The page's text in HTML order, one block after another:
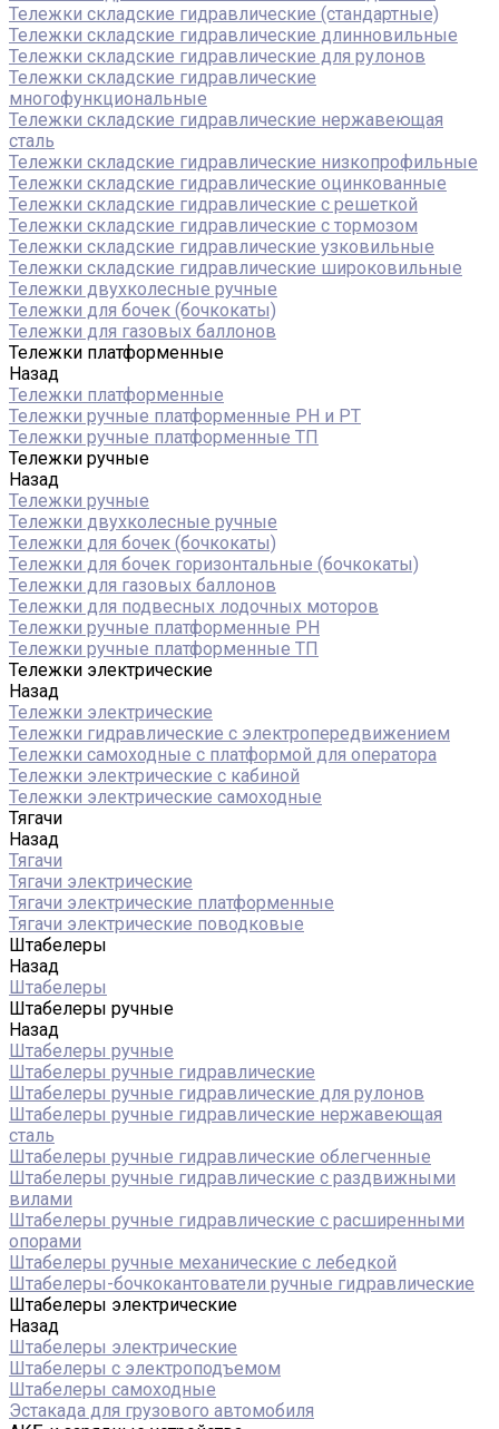
Тележки складские гидравлические (стандартные)
Тележки складские гидравлические длинновильные
Тележки складские гидравлические для рулонов
Тележки складские гидравлические
многофункциональные
Тележки складские гидравлические нержавеющая
сталь
Тележки складские гидравлические низкопрофильные
Тележки складские гидравлические оцинкованные
Тележки складские гидравлические с решеткой
Тележки складские гидравлические с тормозом
Тележки складские гидравлические узковильные
Тележки складские гидравлические широковильные
Тележки двухколесные ручные
Тележки для бочек (бочкокаты)
Тележки для газовых баллонов
Тележки платформенные
Назад
Тележки платформенные
Тележки ручные платформенные PH и PT
Тележки ручные платформенные ТП
Тележки ручные
Назад
Тележки ручные
Тележки двухколесные ручные
Тележки для бочек (бочкокаты)
Тележки для бочек горизонтальные (бочкокаты)
Тележки для газовых баллонов
Тележки для подвесных лодочных моторов
Тележки ручные платформенные PH
Тележки ручные платформенные ТП
Тележки электрические
Назад
Тележки электрические
Тележки гидравлические с электропередвижением
Тележки самоходные с платформой для оператора
Тележки электрические с кабиной
Тележки электрические самоходные
Тягачи
Назад
Тягачи
Тягачи электрические
Тягачи электрические платформенные
Тягачи электрические поводковые
Штабелеры
Назад
Штабелеры
Штабелеры ручные
Назад
Штабелеры ручные
Штабелеры ручные гидравлические
Штабелеры ручные гидравлические для рулонов
Штабелеры ручные гидравлические нержавеющая
сталь
Штабелеры ручные гидравлические облегченные
Штабелеры ручные гидравлические с раздвижными
вилами
Штабелеры ручные гидравлические с расширенными
опорами
Штабелеры ручные механические с лебедкой
Штабелеры-бочкокантователи ручные гидравлические
Штабелеры электрические
Назад
Штабелеры электрические
Штабелеры с электроподъемом
Штабелеры самоходные
Эстакада для грузового автомобиля